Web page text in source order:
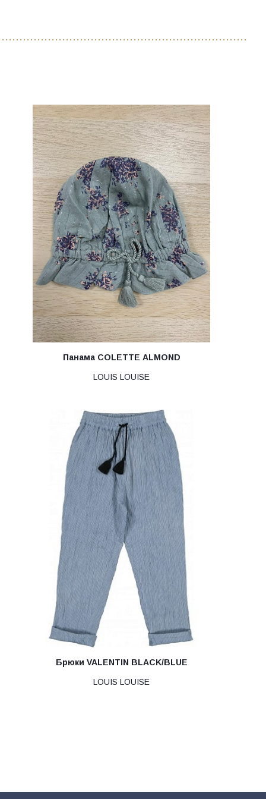
Панама COLETTE ALMOND
LOUIS LOUISE
Брюки VALENTIN BLACK/BLUE
LOUIS LOUISE